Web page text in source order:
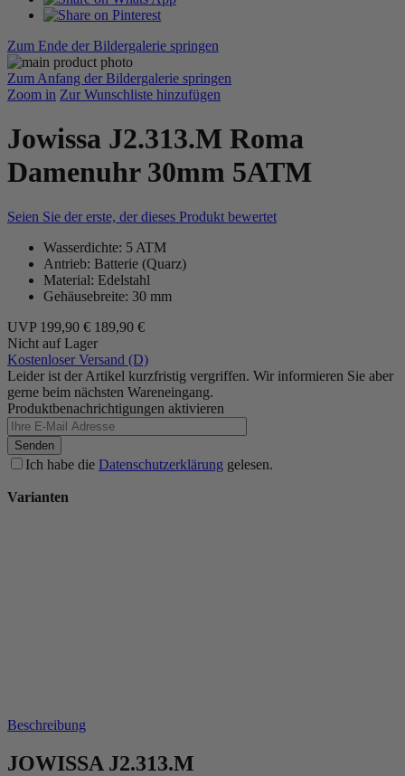
Zum Ende der Bildergalerie springen
Zum Anfang der Bildergalerie springen
Zoom in Zur Wunschliste hinzufügen
Jowissa J2.313.M Roma
Damenuhr 30mm 5ATM
Seien Sie der erste, der dieses Produkt bewertet
Wasserdichte: 5 ATM
Antrieb: Batterie (Quarz)
Material: Edelstahl
Gehäusebreite: 30 mm
UVP 199,90 € 189,90 €
Nicht auf Lager
Kostenloser Versand (D)
Leider ist der Artikel kurzfristig vergriffen. Wir informieren Sie aber
gerne beim nächsten Wareneingang.
Produktbenachrichtigungen aktivieren
Senden
Ich habe die Datenschutzerklärung gelesen.
Varianten
Beschreibung
JOWISSA J2.313.M